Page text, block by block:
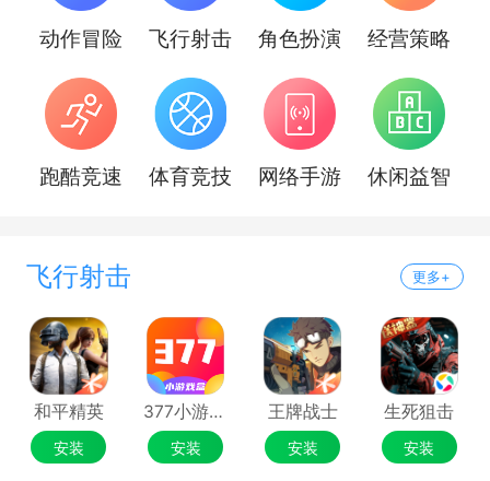
动作冒险 飞行射击 角色扮演 经营策略
跑酷竞速 体育竞技 网络手游 休闲益智
飞行射击 更多+
和平精英
安装
377小游戏盒
安装
王牌战士
安装
生死狙击
安装